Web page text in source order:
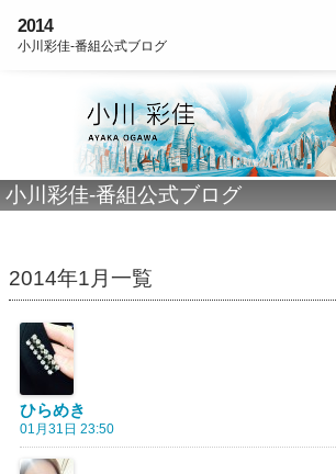
2014
小川彩佳-番組公式ブログ
小川彩佳-番組公式ブログ
2014年1月一覧
ひらめき
01月31日 23:50